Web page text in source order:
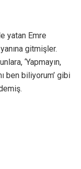
yatan Emre
yanına gitmişler.
‘Yapmayın,
ben biliyorum’ gibi